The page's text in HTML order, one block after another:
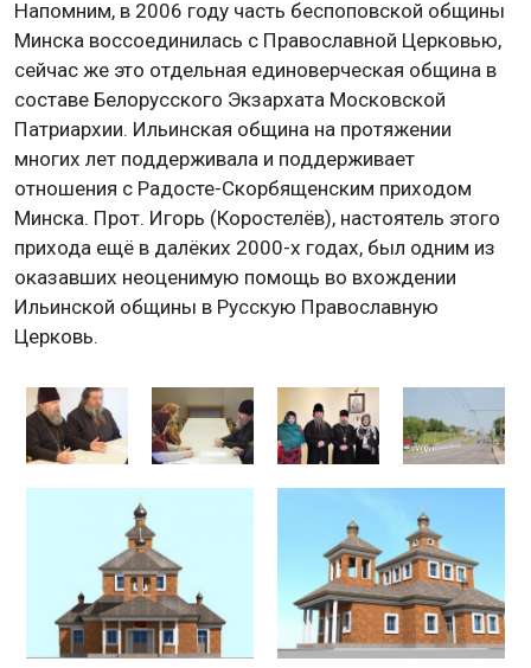
Напомним, в 2006 году часть беспоповской общины
Минска воссоединилась с Православной Церковью,
сейчас же это отдельная единоверческая община в
составе Белорусского Экзархата Московской
Патриархии. Ильинская община на протяжении
многих лет поддерживала и поддерживает
отношения с Радосте-Скорбященским приходом
Минска. Прот. Игорь (Коростелёв), настоятель этого
прихода ещё в далёких 2000-х годах, был одним из
оказавших неоценимую помощь во вхождении
Ильинской общины в Русскую Православную
Церковь.